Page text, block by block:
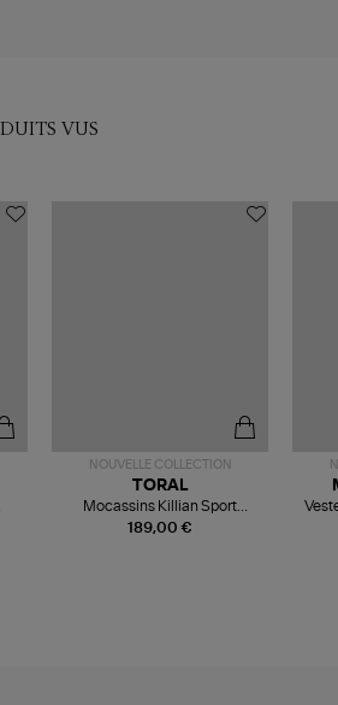
VUS
NOUVELLE COLLECTION
189,00 €
TORAL
Mocassins Killian Sport
Mousse